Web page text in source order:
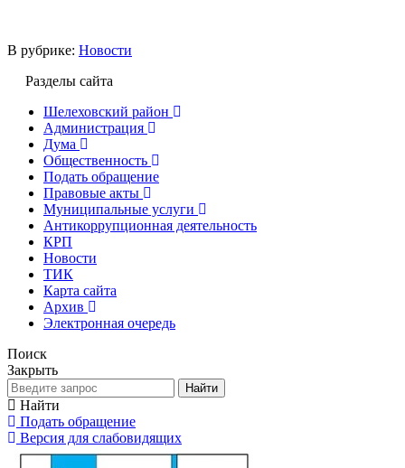
В рубрике: Новости
Разделы сайта
Шелеховский район
Администрация
Дума
Общественность
Подать обращение
Правовые акты
Муниципальные услуги
Антикоррупционная деятельность
КРП
Новости
ТИК
Карта сайта
Архив
Электронная очередь
Поиск
Закрыть
Найти
Найти
Подать обращение
Версия для слабовидящих